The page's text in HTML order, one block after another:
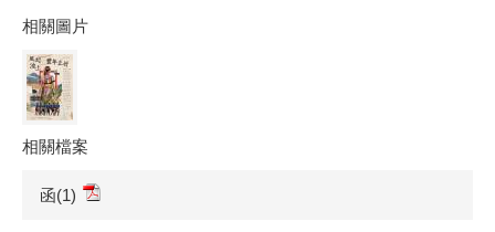
相關圖片
相關檔案
函(1)